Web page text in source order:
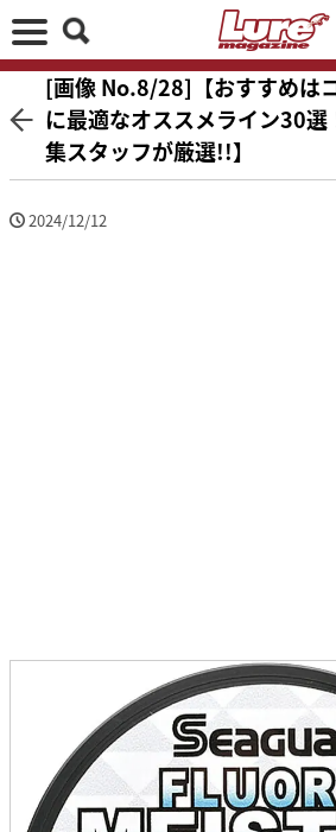
[画像 No.8/28]【おすすめは
に最適なオススメライン30
集スタッフが厳選!!】
2024/12/12